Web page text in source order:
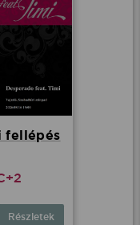
fellépés
Részletek